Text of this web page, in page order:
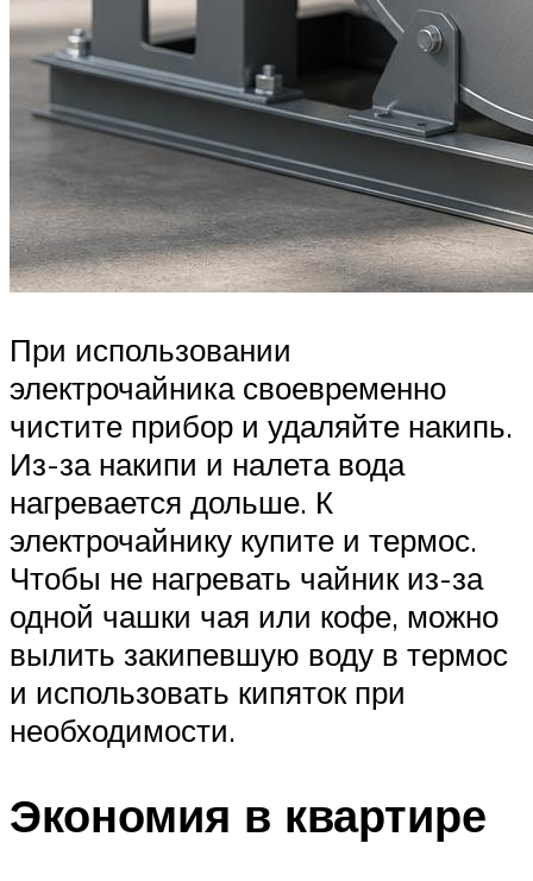
При использовании
электрочайника своевременно
чистите прибор и удаляйте накипь.
Из-за накипи и налета вода
нагревается дольше. К
электрочайнику купите и термос.
Чтобы не нагревать чайник из-за
одной чашки чая или кофе, можно
вылить закипевшую воду в термос
и использовать кипяток при
необходимости.
Экономия в квартире